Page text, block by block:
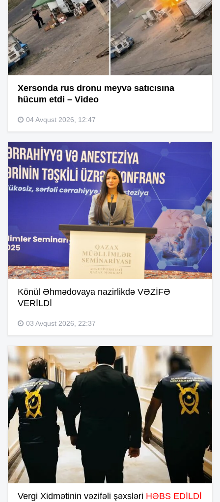
Xersonda rus dronu meyvə satıcısına
hücum etdi – Video
04 Avqust 2026, 12:47
Könül Əhmədovaya nazirlikdə VƏZİFƏ
VERİLDİ
03 Avqust 2026, 22:37
Vergi Xidmətinin vəzifəli şəxsləri HƏBS EDİLDİ